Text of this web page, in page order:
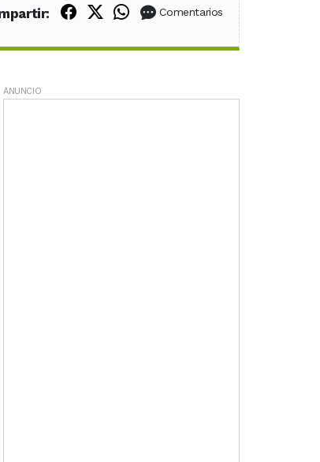
Compartir en Facebook
Compartir en X (Twitter)
Compartir en WhatsApp
Comentarios
ANUNCIO